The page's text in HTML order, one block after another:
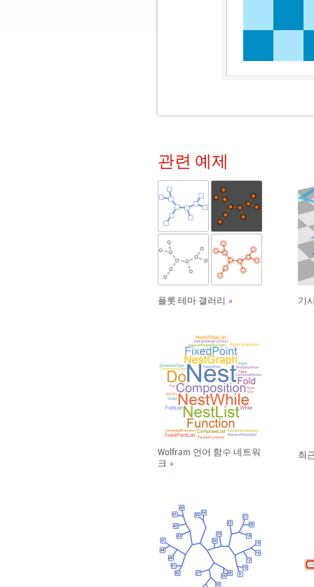
관련 예제
플롯 테마 갤러리 기
Wolfram 언어 함수 네트워
크
최